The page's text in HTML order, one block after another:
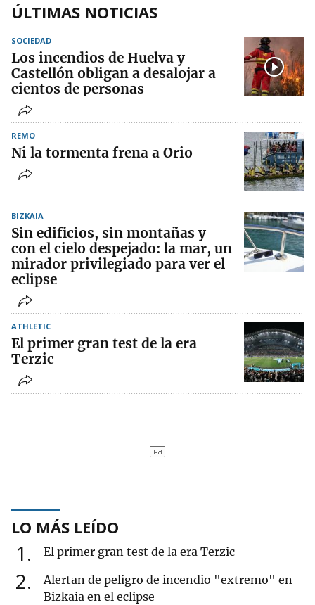
ÚLTIMAS NOTICIAS
SOCIEDAD
Los incendios de Huelva y
Castellón obligan a desalojar a
cientos de personas
REMO
Ni la tormenta frena a Orio
BIZKAIA
Sin edificios, sin montañas y
con el cielo despejado: la mar, un
mirador privilegiado para ver el
eclipse
ATHLETIC
El primer gran test de la era
Terzic
LO MÁS LEÍDO
1 El primer gran test de la era Terzic
2
Alertan de peligro de incendio "extremo" en
Bizkaia en el eclipse